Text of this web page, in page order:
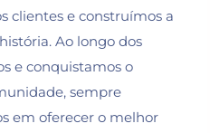
clientes e construímos a
Ao longo dos
e conquistamos o
sempre
em oferecer o melhor